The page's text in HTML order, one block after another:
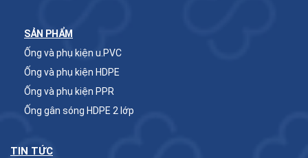
SẢN PHẨM
Ống và phụ kiện u.PVC
Ống và phụ kiện HDPE
Ống và phụ kiện PPR
Ống gân sóng HDPE 2 lớp
TIN TỨC